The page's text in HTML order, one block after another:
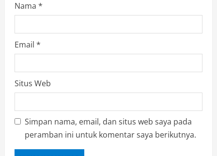
Nama *
Email *
Situs Web
Simpan nama, email, dan situs web saya pada
peramban ini untuk komentar saya berikutnya.